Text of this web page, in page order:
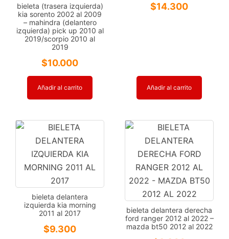
bieleta (trasera izquierda)
kia sorento 2002 al 2009
– mahindra (delantero
izquierda) pick up 2010 al
2019/scorpio 2010 al
2019
$10.000
Añadir al carrito
$14.300
Añadir al carrito
bieleta delantera
izquierda kia morning
2011 al 2017
$9.300
bieleta delantera derecha
ford ranger 2012 al 2022 –
mazda bt50 2012 al 2022